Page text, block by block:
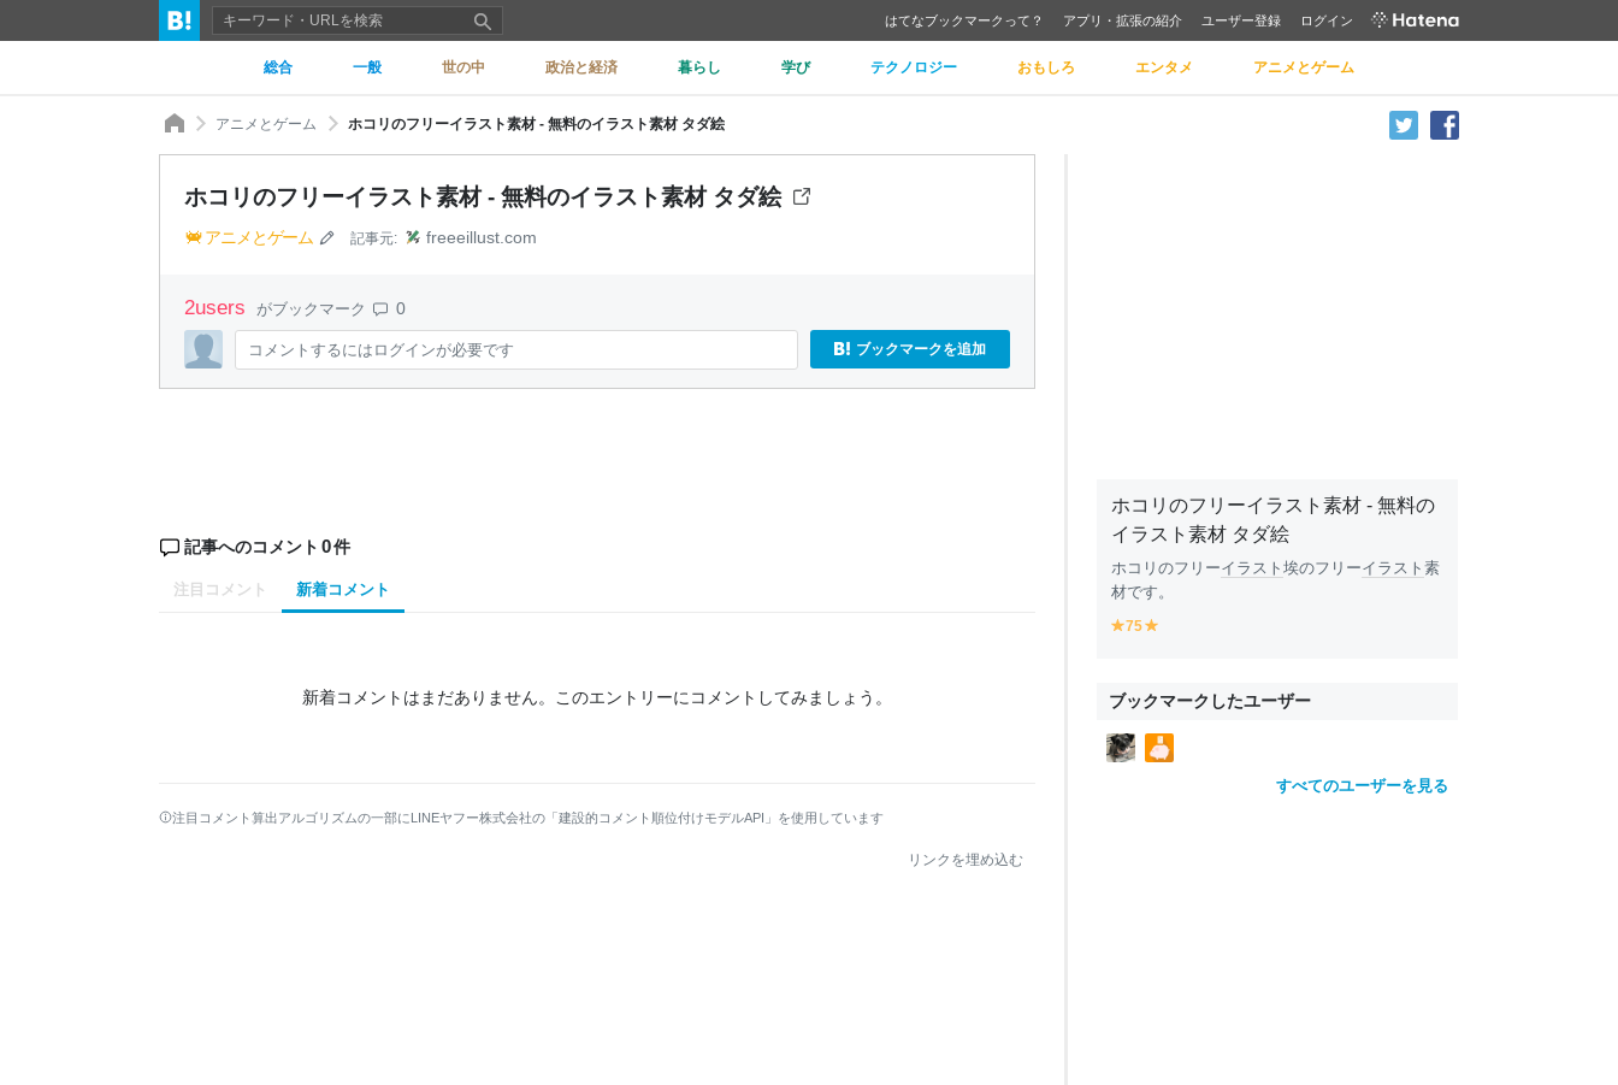
はてなブックマークって？ アプリ・拡張の紹介 ユーザー登録 ログイン
総合 一般 世の中 政治と経済 暮らし 学び テクノロジー おもしろ エンタメ アニメとゲーム
アニメとゲーム ホコリのフリーイラスト素材 - 無料のイラスト素材 タダ絵
ホコリのフリーイラスト素材 - 無料のイラスト素材 タダ絵
アニメとゲーム 記事元: freeeillust.com
2users がブックマーク 0
コメントするにはログインが必要です ブックマークを追加
記事へのコメント 0件
注目コメント 新着コメント
新着コメントはまだありません。 このエントリーにコメントしてみましょう。
注目コメント算出アルゴリズムの一部にLINEヤフー株式会社の「建設的コメント順位付けモデルAPI」を使用しています
リンクを埋め込む
ホコリのフリーイラスト素材 - 無料の
イラスト素材 タダ絵
ホコリのフリーイラスト 埃のフリーイラスト 素
材です。
y
o
w
75
o
w
ブックマークしたユーザー
すべてのユーザーを見る